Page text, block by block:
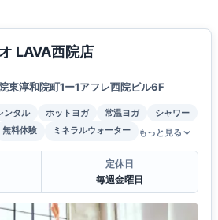
LAVA西院店
東淳和院町1ー1アフレ西院ビル6F
ンタル ホットヨガ 常温ヨガ
シャワー
無料体験 ミネラルウォーター もっと見る
定休日
毎週金曜日